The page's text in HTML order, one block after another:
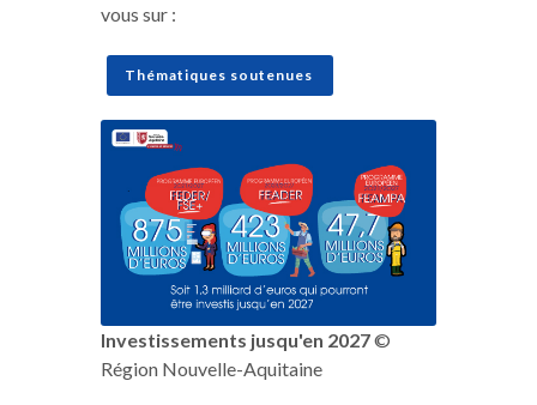
vous sur :
Thématiques soutenues
Investissements jusqu'en 2027©
Région Nouvelle-Aquitaine